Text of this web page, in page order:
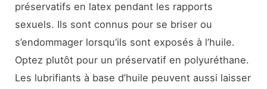
préservatifs en latex pendant les rapports
sexuels. Ils sont connus pour se briser ou
s’endommager lorsqu’ils sont exposés à l’huile.
Optez plutôt pour un préservatif en polyuréthane.
Les lubrifiants à base d’huile peuvent aussi laisser